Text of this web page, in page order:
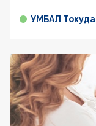
УМБАЛ Токуда